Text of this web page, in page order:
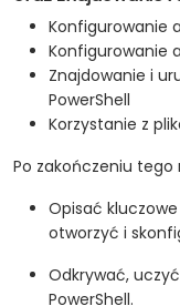
Konfigurowanie
Konfigurowanie
Znajdowanie i
PowerShell
Korzystanie z
Po zakończeniu tego
Opisać
otworzyć i
Odkrywać,
PowerShell.